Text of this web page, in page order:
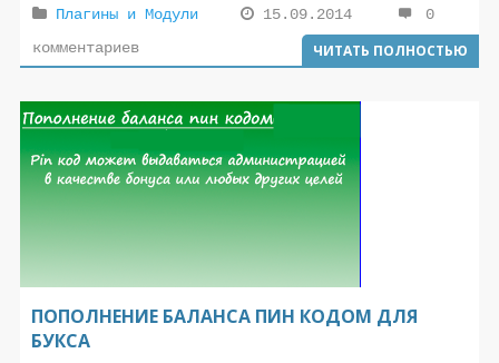
Плагины и Модули 15.09.2014
0
комментариев
ЧИТАТЬ ПОЛНОСТЬЮ
ПОПОЛНЕНИЕ БАЛАНСА ПИН КОДОМ ДЛЯ
БУКСА